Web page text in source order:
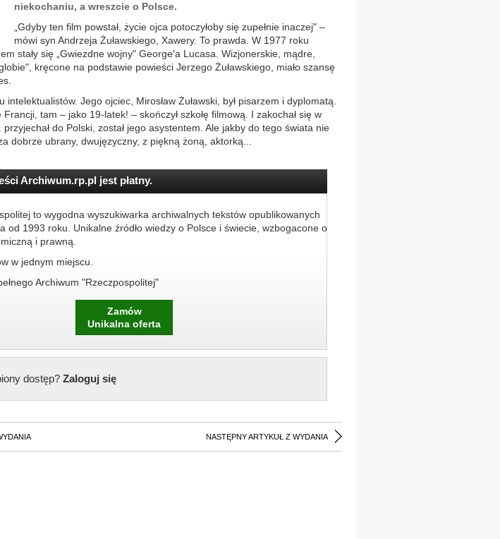
niekochaniu, a wreszcie o Polsce.
„Gdyby ten film powstał, życie ojca potoczyłoby się zupełnie inaczej" –
mówi syn Andrzeja Żuławskiego, Xawery. To prawda. W 1977 roku
stały się „Gwiezdne wojny" George'a Lucasa. Wizjonerskie, mądre,
kręcone na podstawie powieści Jerzego Żuławskiego, miało szansę
intelektualistów. Jego ojciec, Mirosław Żuławski, był pisarzem i dyplomatą.
Francji, tam – jako 19-latek! – skończył szkołę filmową. I zakochał się w
do Polski, został jego asystentem. Ale jakby do tego świata nie
dobrze ubrany, dwujęzyczny, z piękną żoną, aktorką...
Archiwum.rp.pl jest płatny.
to wygodna wyszukiwarka archiwalnych tekstów opublikowanych
od 1993 roku. Unikalne źródło wiedzy o Polsce i świecie, wzbogacone o
i prawną.
w jednym miejscu.
Archiwum "Rzeczpospolitej"
Zamów
Unikalna oferta
dostęp?Zaloguj się
NASTĘPNY ARTYKUŁ Z WYDANIA